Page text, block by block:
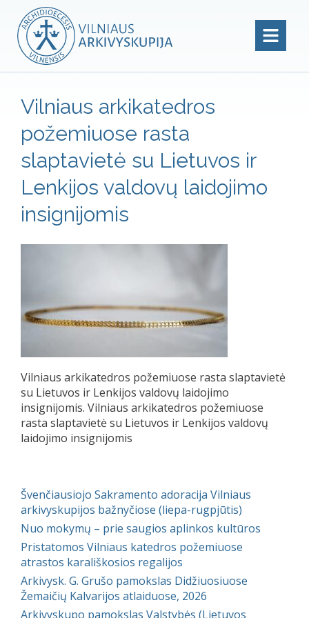
Vilniaus arkikatedros
požemiuose rasta
slaptavietė su Lietuvos ir
Lenkijos valdovų laidojimo
insignijomis
Vilniaus arkikatedros požemiuose rasta slaptavietė
su Lietuvos ir Lenkijos valdovų laidojimo
insignijomis. Vilniaus arkikatedros požemiuose
rasta slaptavietė su Lietuvos ir Lenkijos valdovų
laidojimo insignijomis
Švenčiausiojo Sakramento adoracija Vilniaus
arkivyskupijos bažnyčiose (liepa-rugpjūtis)
Nuo mokymų – prie saugios aplinkos kultūros
Pristatomos Vilniaus katedros požemiuose
atrastos karališkosios regalijos
Arkivysk. G. Grušo pamokslas Didžiuosiuose
Žemaičių Kalvarijos atlaiduose, 2026
Arkivyskupo pamokslas Valstybės (Lietuvos